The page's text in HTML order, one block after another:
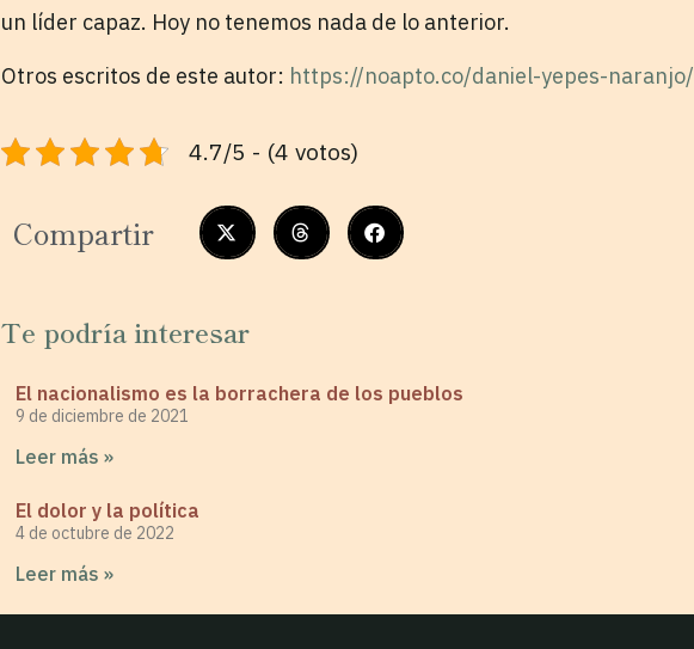
un líder capaz. Hoy no tenemos nada de lo anterior.
Otros escritos de este autor: https://noapto.co/daniel-yepes-naranjo/
4.7/5 - (4 votos)
Compartir
Te podría interesar
El nacionalismo es la borrachera de los pueblos
9 de diciembre de 2021
Leer más »
El dolor y la política
4 de octubre de 2022
Leer más »